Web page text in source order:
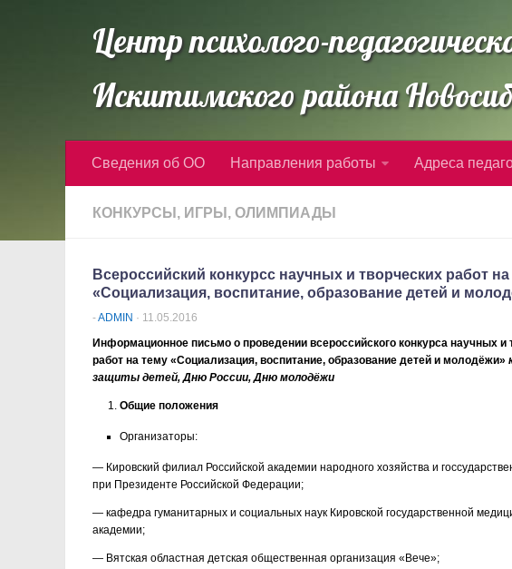
Центр психолого-
Искитимского района
Сведения об ОО Направления работы Адреса
КОНКУРСЫ, ИГРЫ, ОЛИМПИАДЫ
Всероссийский конкурсс научных и творческих работ
«Социализация, воспитание, образование детей и
-ADMIN · 11.05.2016
Информационное письмо о проведении всероссийского конкурса научных и
работ на тему «Социализация, воспитание, образование детей и молодёжи»
защиты детей, Дню России, Дню молодёжи
Общие положения
Организаторы:
— Кировский филиал Российской академии народного хозяйства и
при Президенте Российской Федерации;
— кафедра гуманитарных и социальных наук Кировской государственной
академии;
— Вятская областная детская общественная организация «Вече»;